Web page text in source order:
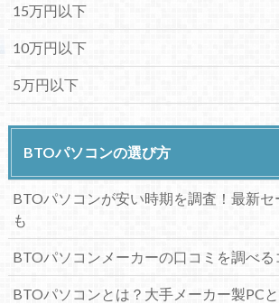
15万円以下
10万円以下
5万円以下
BTOパソコンの選び方
BTOパソコンが安い時期を調査！最新セ
も
BTOパソコンメーカーの口コミを調べる
BTOパソコンとは？大手メーカー製PC